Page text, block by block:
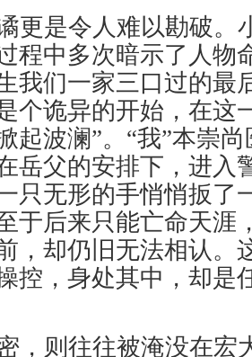
更是令人难以勘破。
程中多次暗示了人物
我们一家三口过的最
个诡异的开始，在这
起波澜”。“我”本崇
岳父的安排下，进入
只无形的手悄悄扳了
于后来只能亡命天涯
，却仍旧无法相认。
控，身处其中，却是
，则往往被淹没在宏